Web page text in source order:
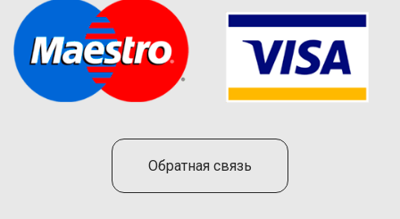
Обратная связь